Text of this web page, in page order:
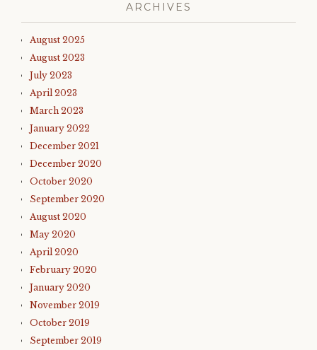
ARCHIVES
August 2025
August 2023
July 2023
April 2023
March 2023
January 2022
December 2021
December 2020
October 2020
September 2020
August 2020
May 2020
April 2020
February 2020
January 2020
November 2019
October 2019
September 2019